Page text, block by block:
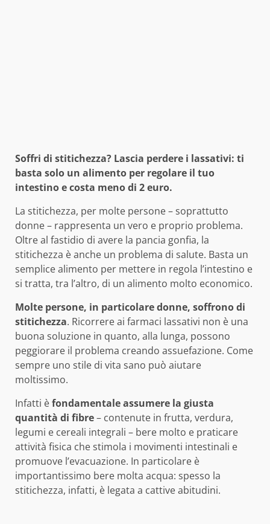
Soffri di stitichezza? Lascia perdere i lassativi: ti
basta solo un alimento per regolare il tuo
intestino e costa meno di 2 euro.
La stitichezza, per molte persone – soprattutto
donne – rappresenta un vero e proprio problema.
Oltre al fastidio di avere la pancia gonfia, la
stitichezza è anche un problema di salute. Basta un
semplice alimento per mettere in regola l’intestino e
si tratta, tra l’altro, di un alimento molto economico.
Molte persone, in particolare donne, soffrono di
stitichezza. Ricorrere ai farmaci lassativi non è una
buona soluzione in quanto, alla lunga, possono
peggiorare il problema creando assuefazione. Come
sempre uno stile di vita sano può aiutare
moltissimo.
Infatti èfondamentale assumere la giusta
quantità di fibre– contenute in frutta, verdura,
legumi e cereali integrali – bere molto e praticare
attività fisica che stimola i movimenti intestinali e
promuove l’evacuazione. In particolare è
importantissimo bere molta acqua: spesso la
stitichezza, infatti, è legata a cattive abitudini.